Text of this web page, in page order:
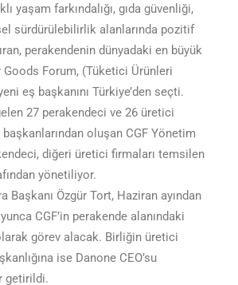
yaşam farkındalığı, gıda güvenliği,
sürdürülebilirlik alanlarında pozitif
perakendenin dünyadaki en büyük
Forum, (Tüketici Ürünleri
eş başkanını Türkiye’den seçti.
27 perakendeci ve 26 üretici
başkanlarından oluşan CGF Yönetim
diğeri üretici firmaları temsilen
yönetiliyor.
Başkanı Özgür Tort, Haziran ayından
CGF’in perakende alanındaki
görev alacak. Birliğin üretici
ise Danone CEO’su
getirildi.